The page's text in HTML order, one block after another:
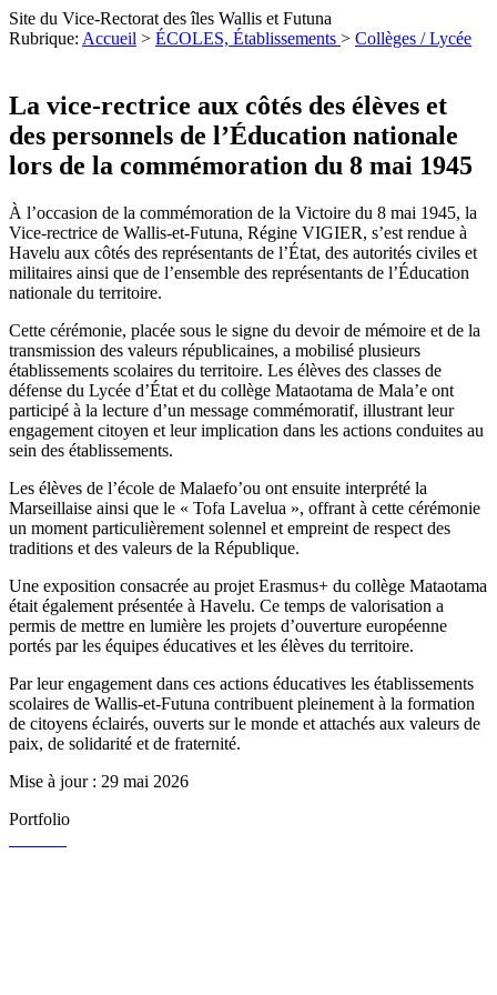
Site du Vice-Rectorat des îles Wallis et Futuna
Rubrique: Accueil > ÉCOLES, Établissements > Collèges / Lycée
La vice-rectrice aux côtés des élèves et
des personnels de l’Éducation nationale
lors de la commémoration du 8 mai 1945
À l’occasion de la commémoration de la Victoire du 8 mai 1945, la
Vice-rectrice de Wallis-et-Futuna, Régine VIGIER, s’est rendue à
Havelu aux côtés des représentants de l’État, des autorités civiles et
militaires ainsi que de l’ensemble des représentants de l’Éducation
nationale du territoire.
Cette cérémonie, placée sous le signe du devoir de mémoire et de la
transmission des valeurs républicaines, a mobilisé plusieurs
établissements scolaires du territoire. Les élèves des classes de
défense du Lycée d’État et du collège Mataotama de Mala’e ont
participé à la lecture d’un message commémoratif, illustrant leur
engagement citoyen et leur implication dans les actions conduites au
sein des établissements.
Les élèves de l’école de Malaefo’ou ont ensuite interprété la
Marseillaise ainsi que le « Tofa Lavelua », offrant à cette cérémonie
un moment particulièrement solennel et empreint de respect des
traditions et des valeurs de la République.
Une exposition consacrée au projet Erasmus+ du collège Mataotama
était également présentée à Havelu. Ce temps de valorisation a
permis de mettre en lumière les projets d’ouverture européenne
portés par les équipes éducatives et les élèves du territoire.
Par leur engagement dans ces actions éducatives les établissements
scolaires de Wallis-et-Futuna contribuent pleinement à la formation
de citoyens éclairés, ouverts sur le monde et attachés aux valeurs de
paix, de solidarité et de fraternité.
Mise à jour : 29 mai 2026
Portfolio